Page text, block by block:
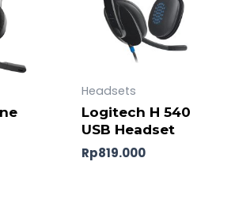
Headsets
Logitech H 540
USB Headset
Rp819.000